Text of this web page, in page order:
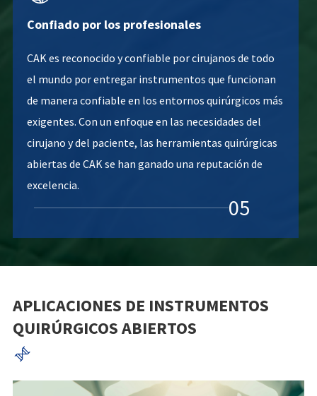
Confiado por los profesionales
CAK es reconocido y confiable por cirujanos de todo
el mundo por entregar instrumentos que funcionan
de manera confiable en los entornos quirúrgicos más
exigentes. Con un enfoque en las necesidades del
cirujano y del paciente, las herramientas quirúrgicas
abiertas de CAK se han ganado una reputación de
excelencia.
05
APLICACIONES DE INSTRUMENTOS
QUIRÚRGICOS ABIERTOS
